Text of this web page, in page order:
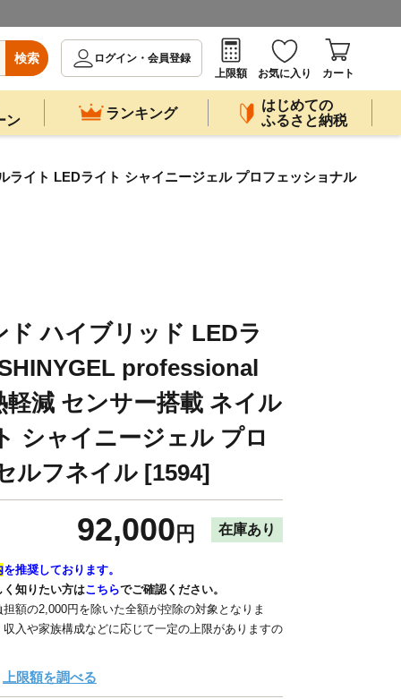
検索
ログイン・会員登録
上限額
お気に入り カート
ン
ランキング
はじめての
ふるさと納税
イト LEDライト シャイニージェル プロフェッショナル
ハイブリッド LEDラ
professional
軽減 センサー搭載 ネイル
シャイニージェル プロ
ルフネイル [1594]
92,000 円 在庫あり
を推奨しております。
く知りたい方はこちらでご確認ください。
額の2,000円を除いた全額が控除の対象となりま
入や家族構成などに応じて一定の上限がありますの
上限額を調べる